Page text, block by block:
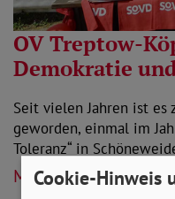
OV Treptow-
Demokratie
Seit vielen Jahren ist es
geworden, einmal im
Toleranz“ in
Mehr lesen
Cookie-Hinweis